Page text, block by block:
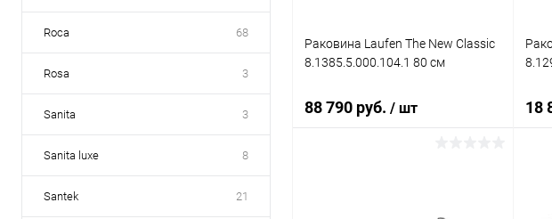
Roca 68
Rosa 3
Sanita 3
Sanita luxe 8
Santek 21
Раковина Laufen The New Classic
8.1385.5.000.104.1 80 см
88 790 руб. / шт 18